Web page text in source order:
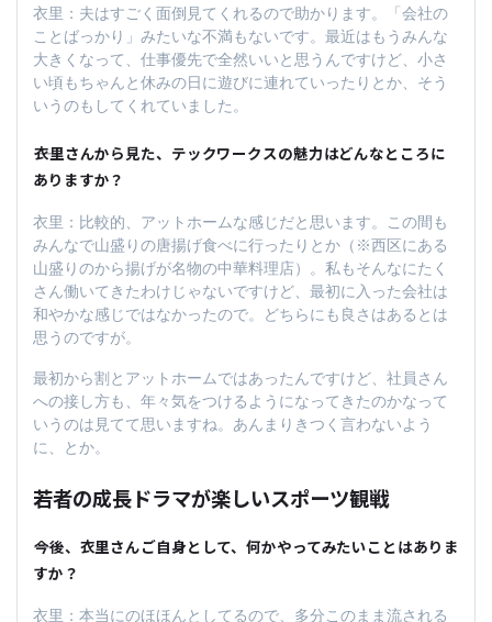
衣里：夫はすごく面倒見てくれるので助かります。「会社の
ことばっかり」みたいな不満もないです。最近はもうみんな
大きくなって、仕事優先で全然いいと思うんですけど、小さ
い頃もちゃんと休みの日に遊びに連れていったりとか、そう
いうのもしてくれていました。
――衣里さんから見た、テックワークスの魅力はどんなところに
ありますか？
衣里：比較的、アットホームな感じだと思います。この間も
みんなで山盛りの唐揚げ食べに行ったりとか（※西区にある
山盛りのから揚げが名物の中華料理店）。私もそんなにたく
さん働いてきたわけじゃないですけど、最初に入った会社は
和やかな感じではなかったので。どちらにも良さはあるとは
思うのですが。
最初から割とアットホームではあったんですけど、社員さん
への接し方も、年々気をつけるようになってきたのかなって
いうのは見てて思いますね。あんまりきつく言わないよう
に、とか。
若者の成長ドラマが楽しいスポーツ観戦
――今後、衣里さんご自身として、何かやってみたいことはありま
すか？
衣里：本当にのほほんとしてるので、多分このまま流される